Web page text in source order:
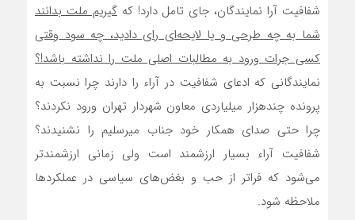
شفافیت آرا نمایندگان، جای تامل دارد! کهگیریم ملت بدانند
شما به چه طرحی و یا لایحه‌ای رای دادید، چه سود وقتی
کسی جرات ورود به مطالبات اصلی ملت را نداشته باشد!؟
نمایندگانی که ادعای شفافیت در آراء را دارند چرا نسبت به
پرونده چندهزار میلیاردی معاون شهردار تهران ورود نکردند؟
چرا حتی صدای همکار خود جناب میرسلیم را نشنیدند؟
شفافیت آراء بسیار ارزشمند است ولی زمانی ارزشمندتر
می‌شود که فراتر از حب و بغض‌های سیاسی در عملکردها
ملاحظه شود.